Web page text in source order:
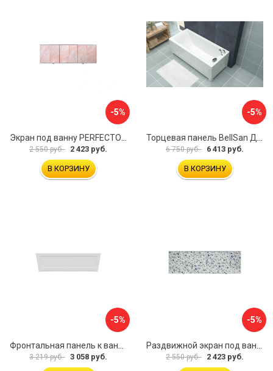
-5%
Экран под ванну PERFECTO LINEA 36-000157
2 550 руб. 2 423 руб.
В КОРЗИНУ
-5%
Торцевая панель BellSan Даниелла 4627171531049
6 750 руб. 6 413 руб.
В КОРЗИНУ
-5%
3 219 руб. 3 058 руб.
-5%
2 550 руб. 2 423 руб.